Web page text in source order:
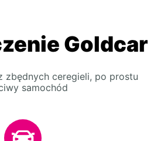
Goldcar
zbędnych ceregieli, po prostu
samochód